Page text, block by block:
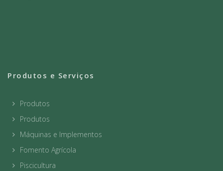
Produtos e Serviços
Produtos
Produtos
Máquinas e Implementos
Fomento Agrícola
Piscicultura